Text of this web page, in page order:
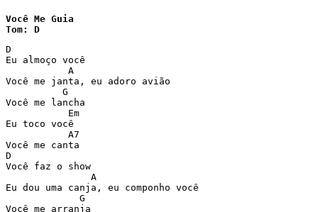
Você Me Guia
Tom: D
D
Eu almoço você
           A
Você me janta, eu adoro avião
          G
Você me lancha
           Em
Eu toco você
           A7
Você me canta
D
Você faz o show
               A
Eu dou uma canja, eu componho você
             G
Você me arranja